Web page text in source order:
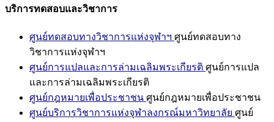
บริการทดสอบและวิชาการ
ศูนย์ทดสอบทางวิชาการแห่งจุฬาฯ ศูนย์ทดสอบทาง
วิชาการแห่งจุฬาฯ
ศูนย์การแปลและการล่ามเฉลิมพระเกียรติ ศูนย์การแปล
และการล่ามเฉลิมพระเกียรติ
ศูนย์กฎหมายเพื่อประชาชน ศูนย์กฎหมายเพื่อประชาชน
ศูนย์บริการวิชาการแห่งจุฬาลงกรณ์มหาวิทยาลัย ศูนย์